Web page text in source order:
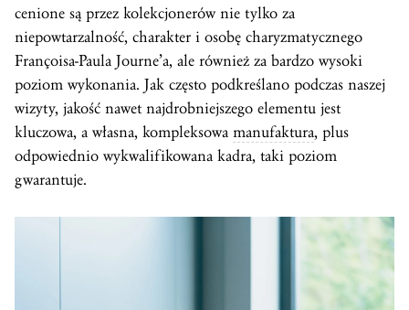
cenione są przez kolekcjonerów nie tylko za
niepowtarzalność, charakter i osobę charyzmatycznego
Françoisa-Paula Journe’a, ale również za bardzo wysoki
poziom wykonania. Jak często podkreślano podczas naszej
wizyty, jakość nawet najdrobniejszego elementu jest
kluczowa, a własna, kompleksowa manufaktura, plus
odpowiednio wykwalifikowana kadra, taki poziom
gwarantuje.